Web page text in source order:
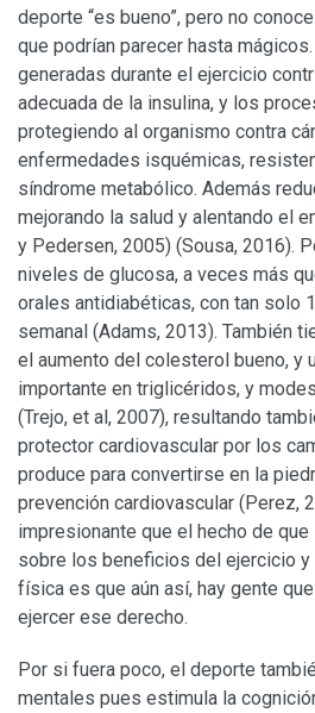
deporte “es bueno”, pero no
que podrían parecer hasta
generadas durante el ejercicio
adecuada de la insulina, y los
protegiendo al organismo contra
enfermedades isquémicas,
síndrome metabólico. Además
mejorando la salud y alentando el
y Pedersen, 2005) (Sousa, 2016).
niveles de glucosa, a veces más
orales antidiabéticas, con tan solo
semanal (Adams, 2013). También
el aumento del colesterol bueno, y
importante en triglicéridos, y
(Trejo, et al, 2007), resultando
protector cardiovascular por los
produce para convertirse en la
prevención cardiovascular (Perez,
impresionante que el hecho de
sobre los beneficios del ejercicio
física es que aún así, hay gente
ejercer ese derecho.
Por si fuera poco, el deporte
mentales pues estimula la